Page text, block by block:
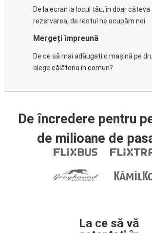
De la ecran la locul tău, în doar
rezervarea, de restul ne ocupăm noi.
Mergeți împreună
De ce să mai adăugați o mașină pe
alege călătoria în comun?
De încredere pentru
de milioane de
La ce să vă